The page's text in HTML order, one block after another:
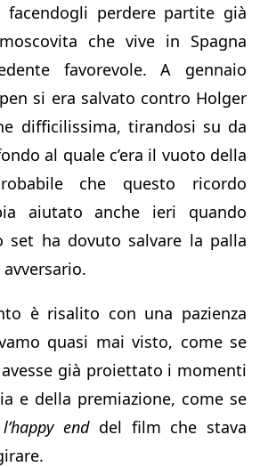
facendogli perdere partite già
che vive in Spagna
favorevole. A gennaio
si era salvato contro Holger
difficilissima, tirandosi su da
al quale c’era il vuoto della
che questo ricordo
aiutato anche ieri quando
set ha dovuto salvare la palla
è risalito con una pazienza
quasi mai visto, come se
già proiettato i momenti
e della premiazione, come se
l’happy enddel film che stava